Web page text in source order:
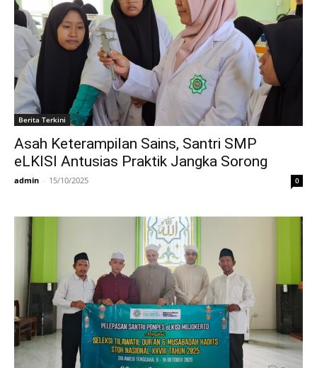
Berita Terkini
Asah Keterampilan Sains, Santri SMP
eLKISI Antusias Praktik Jangka Sorong
admin - 15/10/2025 0